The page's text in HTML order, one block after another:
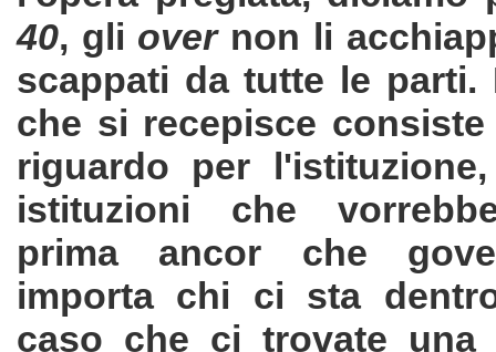
40, gli overnon li
scappati da tutte le parti.
che si recepisce
riguardo per
istituzioni che
prima ancor che
importa chi ci sta
caso che ci trovate una